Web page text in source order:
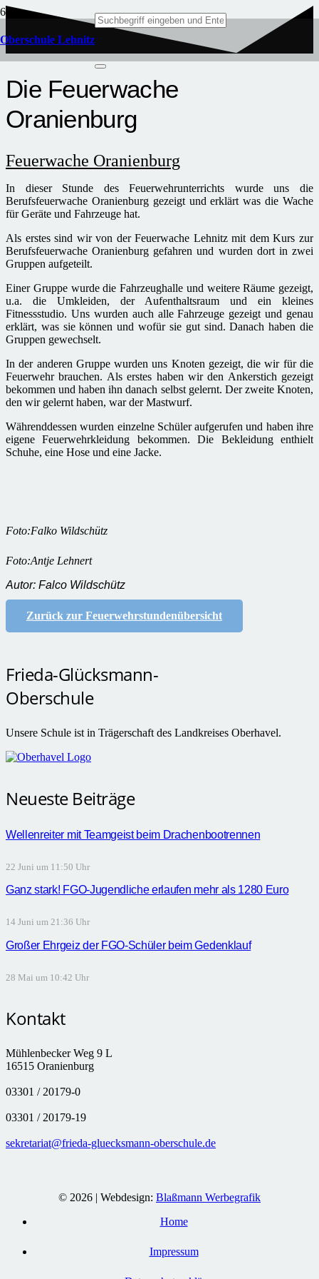
Oberschule Lehnitz
Die Feuerwache
Oranienburg
Feuerwache Oranienburg
In dieser Stunde des Feuerwehrunterrichts wurde uns die
Berufsfeuerwache Oranienburg gezeigt und erklärt was die Wache
für Geräte und Fahrzeuge hat.
Als erstes sind wir von der Feuerwache Lehnitz mit dem Kurs zur
Berufsfeuerwache Oranienburg gefahren und wurden dort in zwei
Gruppen aufgeteilt.
Einer Gruppe wurde die Fahrzeughalle und weitere Räume gezeigt,
u.a. die Umkleiden, der Aufenthaltsraum und ein kleines
Fitnessstudio. Uns wurden auch alle Fahrzeuge gezeigt und genau
erklärt, was sie können und wofür sie gut sind. Danach haben die
Gruppen gewechselt.
In der anderen Gruppe wurden uns Knoten gezeigt, die wir für die
Feuerwehr brauchen. Als erstes haben wir den Ankerstich gezeigt
bekommen und haben ihn danach selbst gelernt. Der zweite Knoten,
den wir gelernt haben, war der Mastwurf.
Währenddessen wurden einzelne Schüler aufgerufen und haben ihre
eigene Feuerwehrkleidung bekommen. Die Bekleidung enthielt
Schuhe, eine Hose und eine Jacke.
Foto:Falko Wildschütz
Foto:Antje Lehnert
Autor: Falco Wildschütz
Zurück zur Feuerwehrstundenübersicht
Frieda-Glücksmann-
Oberschule
Unsere Schule ist in Trägerschaft des Landkreises Oberhavel.
Neueste Beiträge
Wellenreiter mit Teamgeist beim Drachenbootrennen
22 Juni um 11:50 Uhr
Ganz stark! FGO-Jugendliche erlaufen mehr als 1280 Euro
14 Juni um 21:36 Uhr
Großer Ehrgeiz der FGO-Schüler beim Gedenklauf
28 Mai um 10:42 Uhr
Kontakt
Mühlenbecker Weg 9 L
16515 Oranienburg
03301 / 20179-0
03301 / 20179-19
sekretariat@frieda-gluecksmann-oberschule.de
© 2026 | Webdesign: Blaßmann Werbegrafik
Home
Impressum